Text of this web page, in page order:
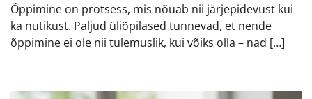
Õppimine on protsess, mis nõuab nii järjepidevust kui
ka nutikust. Paljud üliõpilased tunnevad, et nende
õppimine ei ole nii tulemuslik, kui võiks olla – nad […]